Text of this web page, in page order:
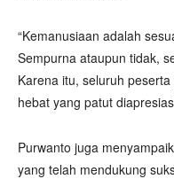
“Kemanusiaan adalah
Sempurna ataupun tidak,
Karena itu, seluruh
hebat yang patut
Purwanto juga
yang telah mendukung